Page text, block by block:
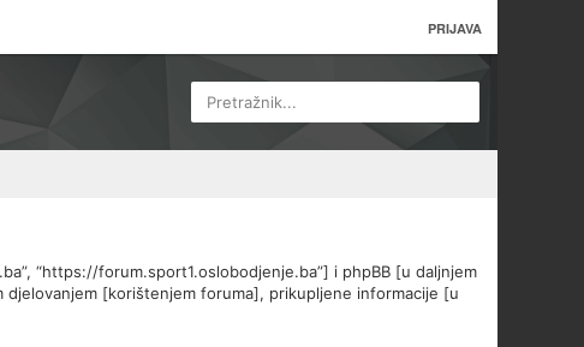
PRIJAVA
Pretražnik...
“https://forum.sport1.oslobodjenje.ba”] i phpBB [u daljnjem
djelovanjem [korištenjem foruma], prikupljene informacije [u